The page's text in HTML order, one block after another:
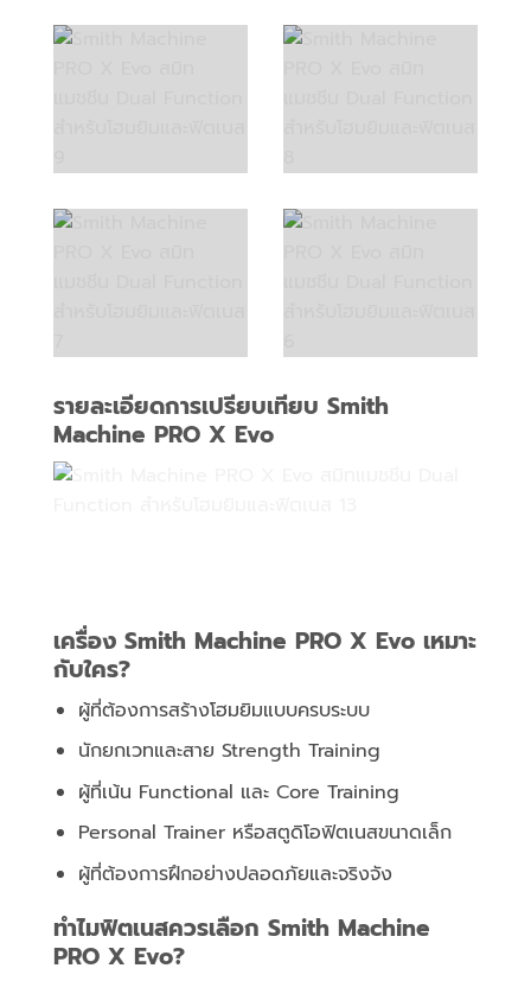
รายละเอียดการเปรียบเทียบ Smith
Machine PRO X Evo
เครื่อง Smith Machine PRO X Evo เหมาะ
กับใคร?
ผู้ที่ต้องการสร้างโฮมยิมแบบครบระบบ
นักยกเวทและสาย Strength Training
ผู้ที่เน้น Functional และ Core Training
Personal Trainer หรือสตูดิโอฟิตเนสขนาดเล็ก
ผู้ที่ต้องการฝึกอย่างปลอดภัยและจริงจัง
ทำไมฟิตเนสควรเลือก Smith Machine
PRO X Evo?